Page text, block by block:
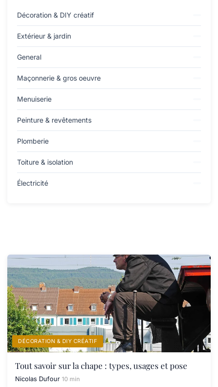
Décoration & DIY créatif
Extérieur & jardin
General
Maçonnerie & gros oeuvre
Menuiserie
Peinture & revêtements
Plomberie
Toiture & isolation
Électricité
DÉCORATION & DIY CRÉATIF
Tout savoir sur la chape : types, usages et pose
Nicolas Dufour 10 min